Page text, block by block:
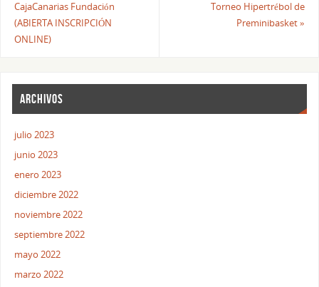
CajaCanarias Fundación
(ABIERTA INSCRIPCIÓN
ONLINE)
Torneo Hipertrébol de
Preminibasket»
ARCHIVOS
julio 2023
junio 2023
enero 2023
diciembre 2022
noviembre 2022
septiembre 2022
mayo 2022
marzo 2022